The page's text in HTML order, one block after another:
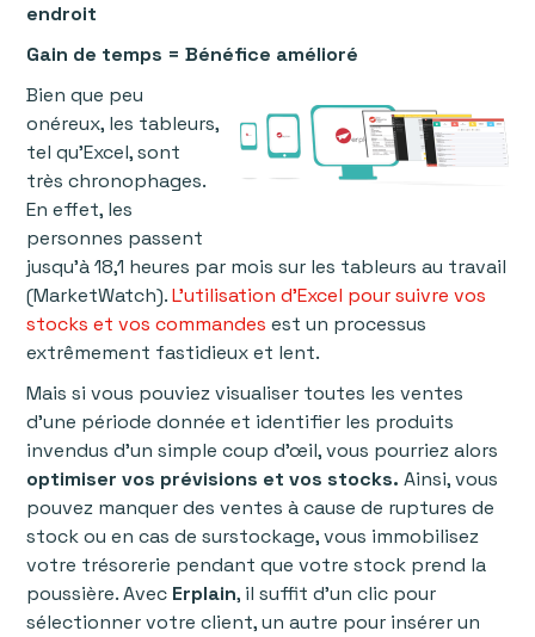
endroit
Gain de temps = Bénéfice amélioré
Bien que peu
onéreux, les tableurs,
tel qu’Excel, sont
très chronophages.
En effet, les
personnes passent
jusqu'à 18,1 heures par mois sur les tableurs au travail
(MarketWatch).L'utilisation d’Excel pour suivre vos
stocks et vos commandes est un processus
extrêmement fastidieux et lent.
Mais si vous pouviez visualiser toutes les ventes
d’une période donnée et identifier les produits
invendus d’un simple coup d’œil, vous pourriez alors
optimiser vos prévisions et vos stocks. Ainsi, vous
pouvez manquer des ventes à cause de ruptures de
stock ou en cas de surstockage, vous immobilisez
votre trésorerie pendant que votre stock prend la
poussière. Avec Erplain, il suffit d’un clic pour
sélectionner votre client, un autre pour insérer un